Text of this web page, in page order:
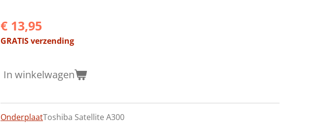
€ 13,95
GRATIS verzending
In winkelwagen
OnderplaatToshiba Satellite A300